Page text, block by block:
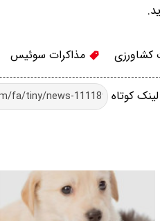
کشاورزی مذاکرات سوئیس
لینک کوتاه